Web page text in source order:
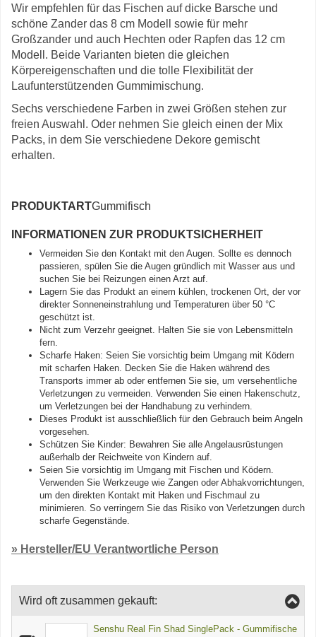
Wir empfehlen für das Fischen auf dicke Barsche und
schöne Zander das 8 cm Modell sowie für mehr
Großzander und auch Hechten oder Rapfen das 12 cm
Modell. Beide Varianten bieten die gleichen
Körpereigenschaften und die tolle Flexibilität der
Laufunterstützenden Gummimischung.
Sechs verschiedene Farben in zwei Größen stehen zur
freien Auswahl. Oder nehmen Sie gleich einen der Mix
Packs, in dem Sie verschiedene Dekore gemischt
erhalten.
PRODUKTARTGummifisch
INFORMATIONEN ZUR PRODUKTSICHERHEIT
Vermeiden Sie den Kontakt mit den Augen. Sollte es dennoch
passieren, spülen Sie die Augen gründlich mit Wasser aus und
suchen Sie bei Reizungen einen Arzt auf.
Lagern Sie das Produkt an einem kühlen, trockenen Ort, der vor
direkter Sonneneinstrahlung und Temperaturen über 50 °C
geschützt ist.
Nicht zum Verzehr geeignet. Halten Sie sie von Lebensmitteln
fern.
Scharfe Haken: Seien Sie vorsichtig beim Umgang mit Ködern
mit scharfen Haken. Decken Sie die Haken während des
Transports immer ab oder entfernen Sie sie, um versehentliche
Verletzungen zu vermeiden. Verwenden Sie einen Hakenschutz,
um Verletzungen bei der Handhabung zu verhindern.
Dieses Produkt ist ausschließlich für den Gebrauch beim Angeln
vorgesehen.
Schützen Sie Kinder: Bewahren Sie alle Angelausrüstungen
außerhalb der Reichweite von Kindern auf.
Seien Sie vorsichtig im Umgang mit Fischen und Ködern.
Verwenden Sie Werkzeuge wie Zangen oder Abhakvorrichtungen,
um den direkten Kontakt mit Haken und Fischmaul zu
minimieren. So verringern Sie das Risiko von Verletzungen durch
scharfe Gegenstände.
» Hersteller/EU Verantwortliche Person
Wird oft zusammen gekauft:
Senshu Real Fin Shad SinglePack - Gummifische